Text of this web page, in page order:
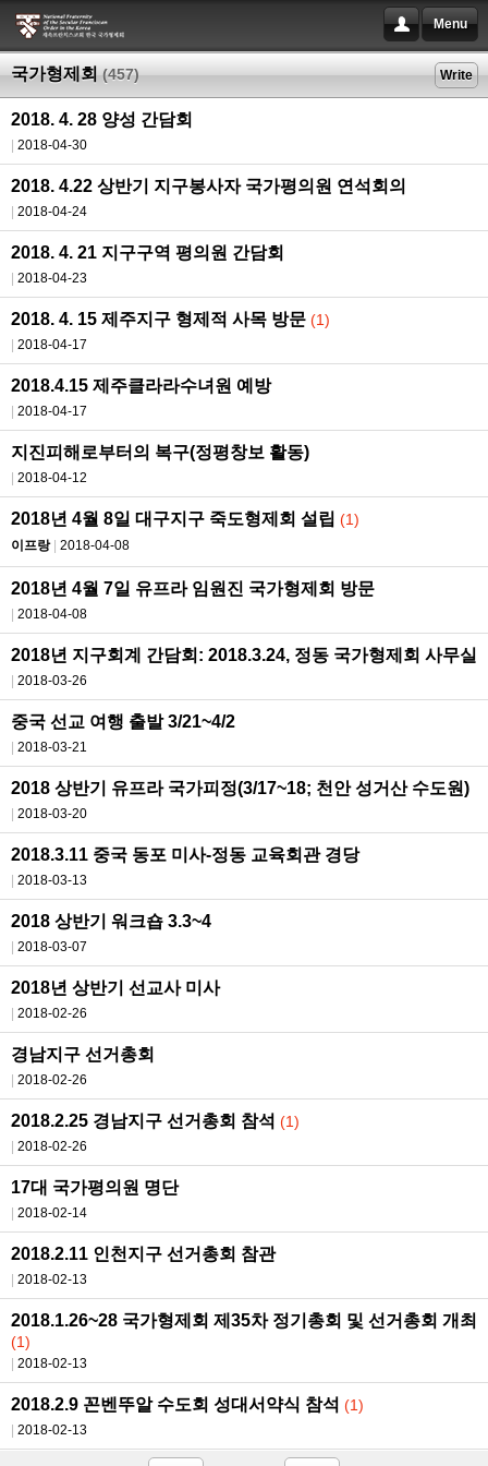
Menu
국가형제회 (457) Write
2018. 4. 28 양성 간담회
2018-04-30
2018. 4.22 상반기 지구봉사자 국가평의원 연석회의
2018-04-24
2018. 4. 21 지구구역 평의원 간담회
2018-04-23
2018. 4. 15 제주지구 형제적 사목 방문 (1)
2018-04-17
2018.4.15 제주클라라수녀원 예방
2018-04-17
지진피해로부터의 복구(정평창보 활동)
2018-04-12
2018년 4월 8일 대구지구 죽도형제회 설립 (1)
이프랑 2018-04-08
2018년 4월 7일 유프라 임원진 국가형제회 방문
2018-04-08
2018년 지구회계 간담회: 2018.3.24, 정동 국가형제회 사무실
2018-03-26
중국 선교 여행 출발 3/21~4/2
2018-03-21
2018 상반기 유프라 국가피정(3/17~18; 천안 성거산 수도원)
2018-03-20
2018.3.11 중국 동포 미사-정동 교육회관 경당
2018-03-13
2018 상반기 워크숍 3.3~4
2018-03-07
2018년 상반기 선교사 미사
2018-02-26
경남지구 선거총회
2018-02-26
2018.2.25 경남지구 선거총회 참석 (1)
2018-02-26
17대 국가평의원 명단
2018-02-14
2018.2.11 인천지구 선거총회 참관
2018-02-13
2018.1.26~28 국가형제회 제35차 정기총회 및 선거총회 개최
(1)
2018-02-13
2018.2.9 꼰벤뚜알 수도회 성대서약식 참석 (1)
2018-02-13